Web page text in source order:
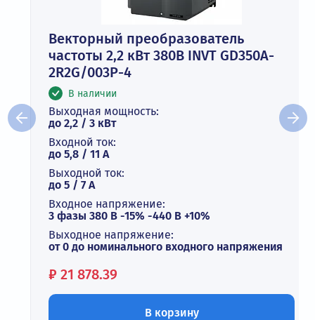
Векторный преобразователь
частоты 2,2 кВт 380В INVT GD350A-
2R2G/003P-4
В наличии
Выходная мощность:
до 2,2 / 3 кВт
Входной ток:
до 5,8 / 11 А
Выходной ток:
до 5 / 7 A
Входное напряжение:
3 фазы 380 В -15% -440 В +10%
Выходное напряжение:
от 0 до номинального входного напряжения
Цена:
₽ 21 878.39
В корзину